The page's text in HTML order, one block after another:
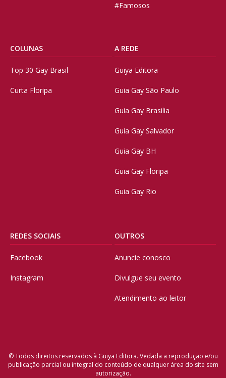
#Famosos
COLUNAS
Top 30 Gay Brasil
Curta Floripa
A REDE
Guiya Editora
Guia Gay São Paulo
Guia Gay Brasilia
Guia Gay Salvador
Guia Gay BH
Guia Gay Floripa
Guia Gay Rio
REDES SOCIAIS
Facebook
Instagram
OUTROS
Anuncie conosco
Divulgue seu evento
Atendimento ao leitor
© Todos direitos reservados à Guiya Editora. Vedada a reprodução e/ou
publicação parcial ou integral do conteúdo de qualquer área do site sem
autorização.